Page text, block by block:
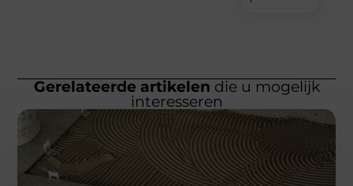
Gerelateerde artikelen die u mogelijk
interesseren